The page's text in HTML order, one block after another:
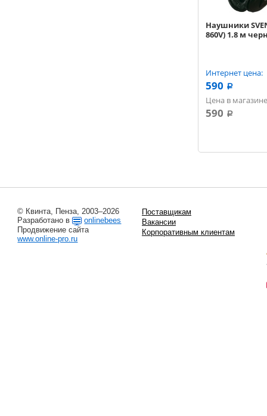
Наушники
860V) 1.8 м
Интернет цена:
590 a
Цена в
590 a
© Квинта, Пенза, 2003–2026
Разработано в
onlinebees
Продвижение сайта
www.online-pro.ru
Поставщикам
Вакансии
Корпоративным клиентам